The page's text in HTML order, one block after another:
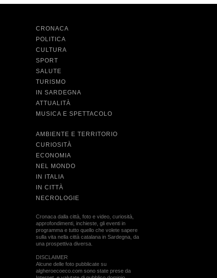
CRONACA
POLITICA
CULTURA
SPORT
SALUTE
TURISMO
IN SARDEGNA
ATTUALITÀ
MUSICA E SPETTACOLO
AMBIENTE E TERRITORIO
CURIOSITÀ
ECONOMIA
NEL MONDO
IN ITALIA
IN CITTÀ
NECROLOGIE
Cronaca dalla città, foto e video, curiosità,
approfondimenti, inchieste, gli eventi in
programma e tutto quello che volete sapere
sulla vita nella città catalana in Sardegna, da
una prospettiva diversa.
DISCLAIMER
Alcune delle foto pubblicate su
algheroecoeco.com sono state prese da